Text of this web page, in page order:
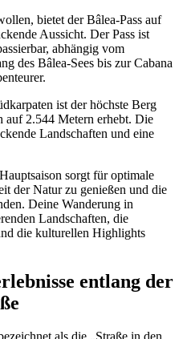
bietet der Bâlea-Pass auf
Aussicht. Der Pass ist
abhängig vom
des Bâlea-Sees bis zur Cabana
ist der höchste Berg
auf 2.544 Metern erhebt. Die
Landschaften und eine
sorgt für optimale
der Natur zu genießen und die
Deine Wanderung in
Landschaften, die
die kulturellen Highlights
entlang der